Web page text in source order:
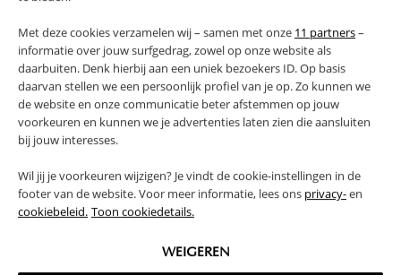
Met deze cookies verzamelen wij – samen met onze 11 partners–
informatie over jouw surfgedrag, zowel op onze website als
daarbuiten. Denk hierbij aan een uniek bezoekers ID. Op basis
daarvan stellen we een persoonlijk profiel van je op. Zo kunnen we
de website en onze communicatie beter afstemmen op jouw
voorkeuren en kunnen we je advertenties laten zien die aansluiten
bij jouw interesses.
Wil jij je voorkeuren wijzigen? Je vindt de cookie-instellingen in de
footer van de website. Voor meer informatie, lees ons privacy-en
cookiebeleid. Toon cookiedetails.
WEIGEREN
FAQ
RETOUREN
VAAK SAMEN GEKOCHT